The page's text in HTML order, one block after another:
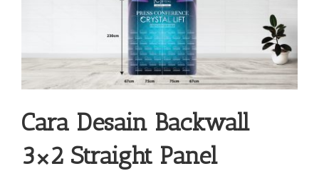
Cara Desain Backwall
3×2 Straight Panel